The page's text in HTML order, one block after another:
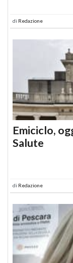
di Redazione
Emiciclo,
Salute
di Redazione